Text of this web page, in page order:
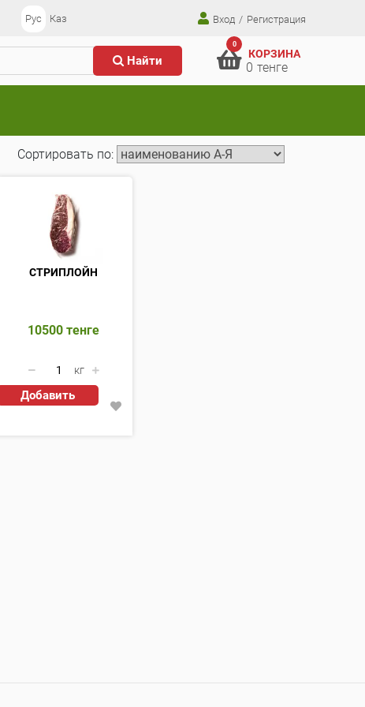
Рус Каз Вход / Регистрация
Найти
0
КОРЗИНА
0 тенге
Сортировать по:
СТРИПЛОЙН
10500тенге
кг
Добавить